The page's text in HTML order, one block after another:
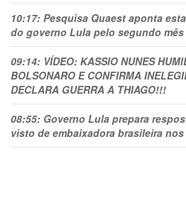
10:17: Pesquisa Quaest aponta
do governo Lula pelo segundo
09:14: VÍDEO: KASSIO NUNES
BOLSONARO E CONFIRMA
DECLARA GUERRA A THIAGO!!!
08:55: Governo Lula prepara
visto de embaixadora brasileira nos